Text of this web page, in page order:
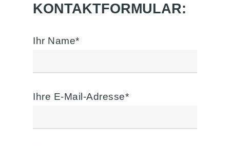
KONTAKTFORMULAR:
Ihr Name*
Ihre E-Mail-Adresse*
Verleih